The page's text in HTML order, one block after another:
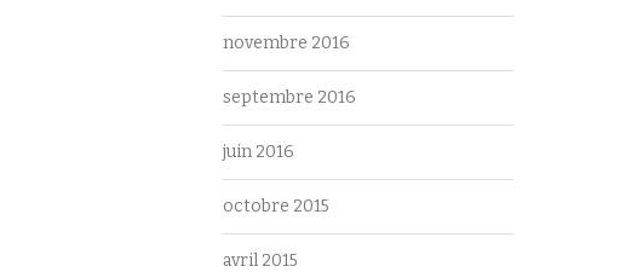
novembre 2016
septembre 2016
juin 2016
octobre 2015
avril 2015